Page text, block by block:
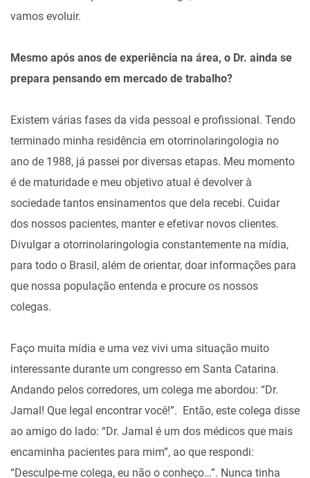
vamos evoluir.
Mesmo após anos de experiência na área, o Dr. ainda se
prepara pensando em mercado de trabalho?
Existem várias fases da vida pessoal e profissional. Tendo
terminado minha residência em otorrinolaringologia no
ano de 1988, já passei por diversas etapas. Meu momento
é de maturidade e meu objetivo atual é devolver à
sociedade tantos ensinamentos que dela recebi. Cuidar
dos nossos pacientes, manter e efetivar novos clientes.
Divulgar a otorrinolaringologia constantemente na mídia,
para todo o Brasil, além de orientar, doar informações para
que nossa população entenda e procure os nossos
colegas.
Faço muita mídia e uma vez vivi uma situação muito
interessante durante um congresso em Santa Catarina.
Andando pelos corredores, um colega me abordou: “Dr.
Jamal! Que legal encontrar você!”. Então, este colega disse
ao amigo do lado: “Dr. Jamal é um dos médicos que mais
encaminha pacientes para mim”, ao que respondi:
“Desculpe-me colega, eu não o conheço…”. Nunca tinha